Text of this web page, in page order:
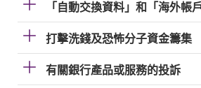
「自動交換資料」和「海外帳
打擊洗錢及恐怖分子資金籌集
有關銀行產品或服務的投訴